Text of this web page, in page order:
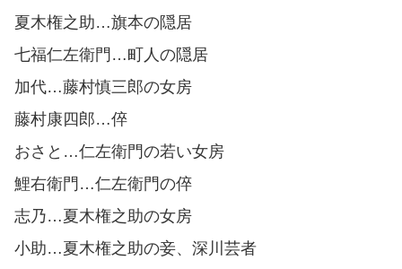
夏木権之助…旗本の隠居
七福仁左衛門…町人の隠居
加代…藤村慎三郎の女房
藤村康四郎…倅
おさと…仁左衛門の若い女房
鯉右衛門…仁左衛門の倅
志乃…夏木権之助の女房
小助…夏木権之助の妾、深川芸者